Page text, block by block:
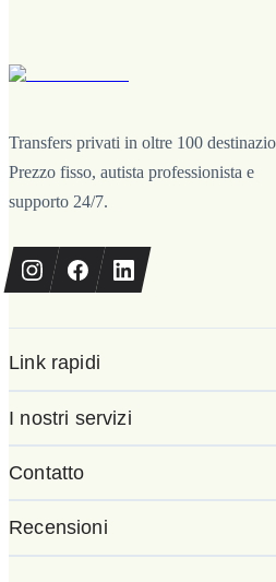
Transfers privati in oltre 100
Prezzo fisso, autista professionista e
supporto 24/7.
Link rapidi
I nostri servizi
Contatto
Recensioni